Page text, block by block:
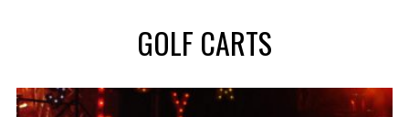
GOLF CARTS